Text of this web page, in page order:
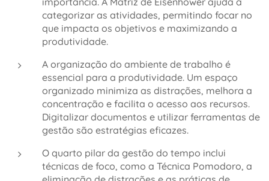
categorizar as atividades, permitindo focar no
que impacta os objetivos e maximizando a
produtividade.
A organização do ambiente de trabalho é
essencial para a produtividade. Um espaço
organizado minimiza as distrações, melhora a
concentração e facilita o acesso aos recursos.
Digitalizar documentos e utilizar ferramentas de
gestão são estratégias eficazes.
O quarto pilar da gestão do tempo inclui
técnicas de foco, como a Técnica Pomodoro, a